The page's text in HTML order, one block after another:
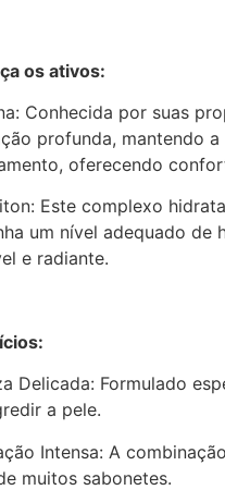
os ativos:
Conhecida por suas
profunda, mantendo
oferecendo
Este complexo
um nível adequado
e radiante.
Delicada: Formulado
a pele.
Intensa: A
muitos sabonetes.